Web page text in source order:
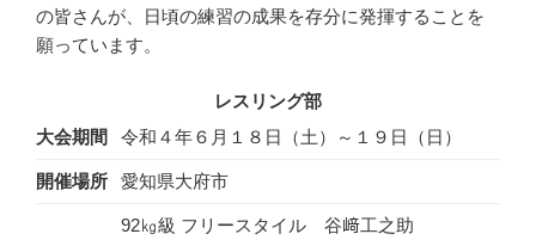
の皆さんが、日頃の練習の成果を存分に発揮することを
願っています。
レスリング部
大会期間
令和４年６月１８日（土）～１９日（日）
開催場所 愛知県大府市
92㎏級 フリースタイル 谷﨑工之助